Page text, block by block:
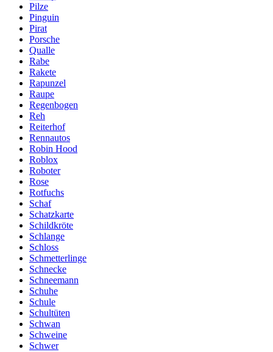
Pilze
Pinguin
Pirat
Porsche
Qualle
Rabe
Rakete
Rapunzel
Raupe
Regenbogen
Reh
Reiterhof
Rennautos
Robin Hood
Roblox
Roboter
Rose
Rotfuchs
Schaf
Schatzkarte
Schildkröte
Schlange
Schloss
Schmetterlinge
Schnecke
Schneemann
Schuhe
Schule
Schultüten
Schwan
Schweine
Schwer